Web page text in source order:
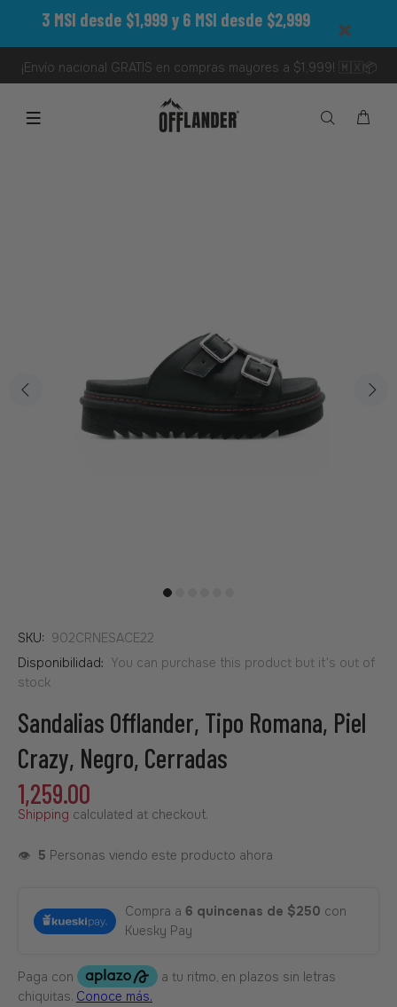
3 MSI desde $1,999 y 6 MSI desde $2,999
¡Envío nacional GRATIS en compras mayores a $1,999! 🇲🇽📦
SKU: 902CRNESACE22
Disponibilidad: You can purchase this product but it's out of
stock
Sandalias Offlander, Tipo Romana, Piel
Crazy, Negro, Cerradas
1,259.00
Shipping calculated at checkout.
👁️ 5 Personas viendo este producto ahora
Compra a 6 quincenas de $250 con
Kuesky Pay